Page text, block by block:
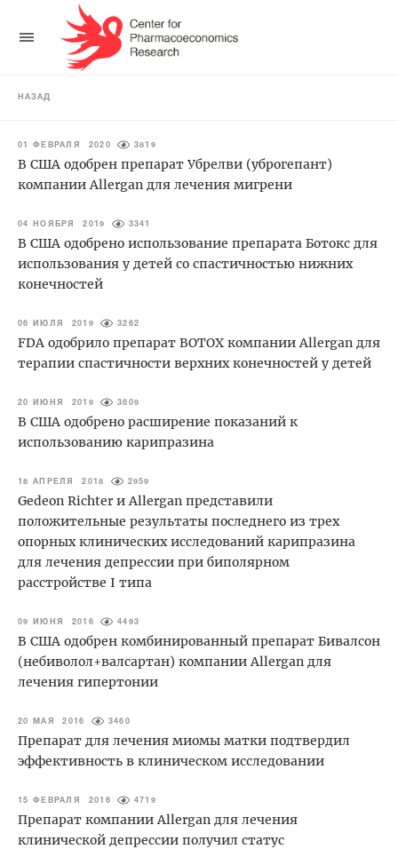
НАЗАД
01 ФЕВРАЛЯ 2020 3819
В США одобрен препарат Убрелви (уброгепант)
компании Allergan для лечения мигрени
04 НОЯБРЯ 2019 3341
В США одобрено использование препарата Ботокс для
использования у детей со спастичностью нижних
конечностей
06 ИЮЛЯ 2019 3262
FDA одобрило препарат BOTOX компании Allergan для
терапии спастичности верхних конечностей у детей
20 ИЮНЯ 2019 3609
В США одобрено расширение показаний к
использованию карипразина
18 АПРЕЛЯ 2018 2959
Gedeon Richter и Allergan представили
положительные результаты последнего из трех
опорных клинических исследований карипразина
для лечения депрессии при биполярном
расстройстве I типа
09 ИЮНЯ 2016 4493
В США одобрен комбинированный препарат Бивалсон
(небиволол+валсартан) компании Allergan для
лечения гипертонии
20 МАЯ 2016 3460
Препарат для лечения миомы матки подтвердил
эффективность в клиническом исследовании
15 ФЕВРАЛЯ 2016 4719
Препарат компании Allergan для лечения
клинической депрессии получил статус